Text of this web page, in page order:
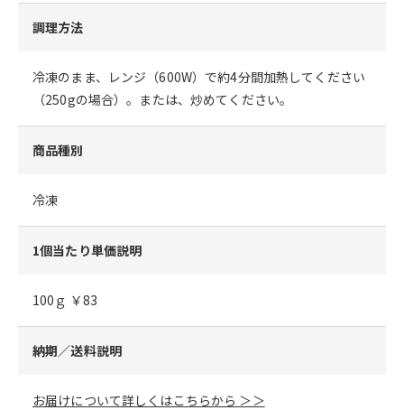
調理方法
冷凍のまま、レンジ（600W）で約4分間加熱してください
（250gの場合）。または、炒めてください。
商品種別
冷凍
1個当たり単価説明
100ｇ ￥83
納期／送料説明
お届けについて詳しくはこちらから ＞＞